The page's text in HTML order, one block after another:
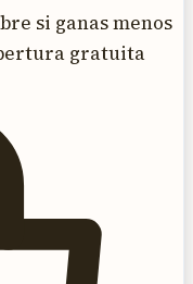
si ganas menos
gratuita